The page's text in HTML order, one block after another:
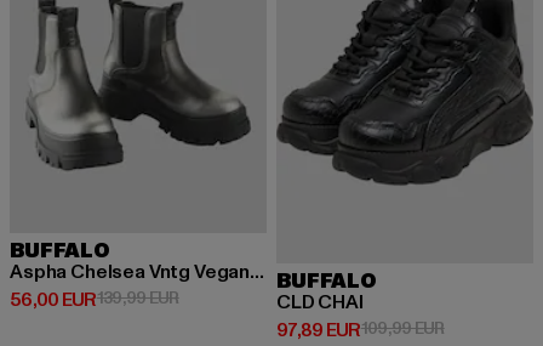
BUFFALO
Aspha Chelsea Vntg Vegan Nappa
56,00 EUR
Derzeitiger Preis: 56,00 EUR
139,99 EURAktionspreis: 139,99 EUR
BUFFALO
CLD CHAI
97,89 EUR
Derzeitiger Preis: 97,89 EUR
109,99 EURAktionspreis: